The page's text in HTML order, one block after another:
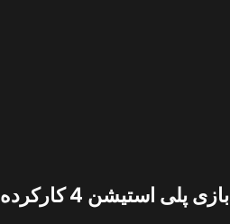
بازی پلی استیشن 4 کارکرده